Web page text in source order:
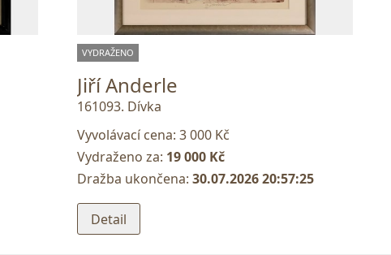
VYDRAŽENO
Jiří Anderle
161093. Dívka
Vyvolávací cena: 3 000 Kč
Vydraženo za: 19 000 Kč
Dražba ukončena: 30.07.2026 20:57:25
Detail